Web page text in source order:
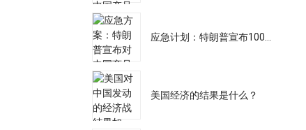
应急计划：特朗普宣布100...
美国经济的结果是什么？